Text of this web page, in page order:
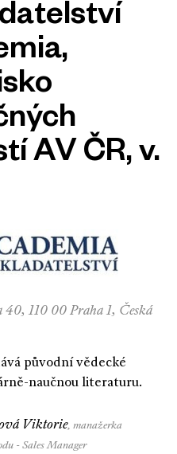
AV ČR, v.
40, 110 00 Praha 1, Česká
původní vědecké
naučnou literaturu.
Viktorie, manažerka
- Sales Manager